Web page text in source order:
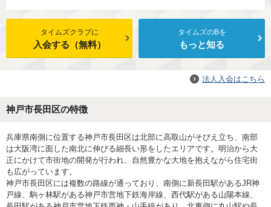
タイムズクラブに
入会する（無料）
タイムズのBを
もっと知る
法人入会はこちら
神戸市長田区の特徴
兵庫県南側に位置する神戸市長田区は北部に高取山がそびえ立ち、南部
は大阪湾に面した南北に伸びる細長い形をしたエリアです。明治から大
正にかけて市街地の開発が行われ、自然豊かな大地を抱えながら住宅街
も広がっています。
神戸市長田区には複数の路線が通っており、南側に新長田駅があるJR神
戸線、駒ヶ林駅がある神戸市営地下鉄海岸線、西代駅がある山陽本線、